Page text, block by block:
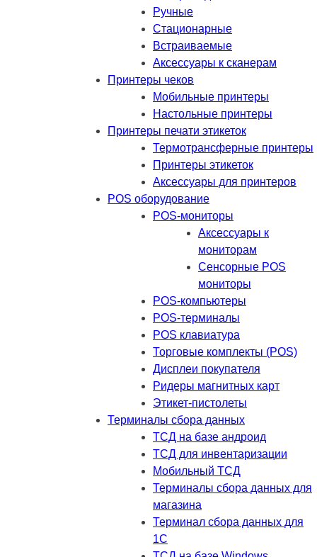
Ручные
Стационарные
Встраиваемые
Аксессуары к сканерам
Принтеры чеков
Мобильные принтеры
Настольные принтеры
Принтеры печати этикеток
Термотрансферные принтеры
Принтеры этикеток
Аксессуары для принтеров
POS оборудование
POS-мониторы
Аксессуары к
мониторам
Сенсорные POS
мониторы
POS-компьютеры
POS-терминалы
POS клавиатура
Торговые комплекты (POS)
Дисплеи покупателя
Ридеры магнитных карт
Этикет-пистолеты
Терминалы сбора данных
ТСД на базе андроид
ТСД для инвентаризации
Мобильный ТСД
Терминалы сбора данных для
магазина
Терминал сбора данных для
1C